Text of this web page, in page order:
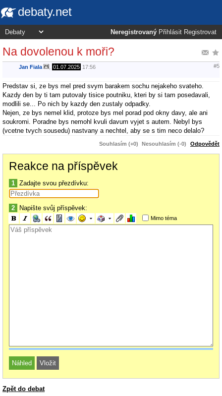
debaty.net
Neregistrovaný Přihlásit Registrovat
Na dovolenou k moři?
Jan Fiala 01.07.2025 17:56 #5
Predstav si, ze bys mel pred svym barakem sochu nejakeho svateho.
Kazdy den by ti tam putovaly tisice poutniku, kteri by si tam posedavali,
modlili se... Po nich by kazdy den zustaly odpadky.
Nejen, ze bys nemel klid, protoze bys mel porad pod okny davy, ale ani
soukromi. Poradne bys nemohl kvuli davum vyjet s autem. Nebyl bys
(vcetne tvych sousedu) nastvany a nechtel, aby se s tim neco delalo?
Souhlasím (+0) Nesouhlasím (-0) Odpovědět
Reakce na příspěvek
1 Zadajte svou přezdívku:
2 Napište svůj příspěvek:
Mimo téma
Zpět do debat